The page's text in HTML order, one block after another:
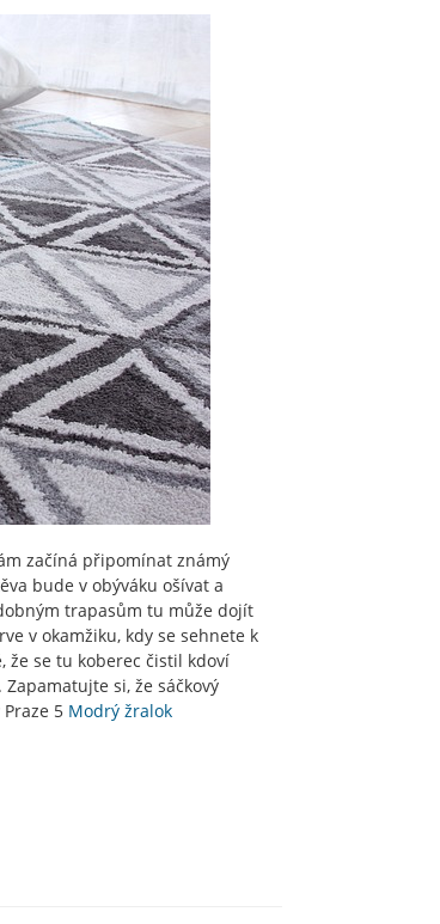
začíná připomínat známý
bude v obýváku ošívat a
trapasům tu může dojít
v okamžiku, kdy se sehnete k
že se tu koberec čistil kdoví
si, že sáčkový
5 Modrý žralok